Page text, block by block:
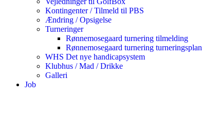
Kontingenter / Tilmeld til PBS
Ændring / Opsigelse
Turneringer
Rønnemosegaard turnering tilmelding
Rønnemosegaard turnering turneringsplan
WHS Det nye handicapsystem
Klubhus / Mad / Drikke
Galleri
Job